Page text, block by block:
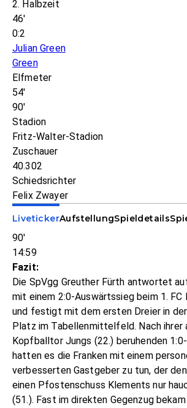
2. Halbzeit
46'
0:2
Julian Green
Green
Elfmeter
54'
90'
Stadion
Fritz-Walter-Stadion
Zuschauer
40.302
Schiedsrichter
Felix Zwayer
LivetickerAufstellungSpieldetails
90'
14:59
Fazit:
Die SpVgg Greuther Fürth antwortet
mit einem 2:0-Auswärtssieg beim 1. FC
und festigt mit dem ersten Dreier in
Platz im Tabellenmittelfeld. Nach ihrer
Kopfballtor Jungs (22.) beruhenden
hatten es die Franken mit einem
verbesserten Gastgeber zu tun, der
einen Pfostenschuss Klements nur
(51.). Fast im direkten Gegenzug